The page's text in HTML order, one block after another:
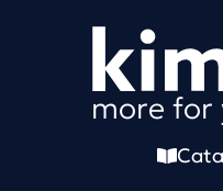
more for